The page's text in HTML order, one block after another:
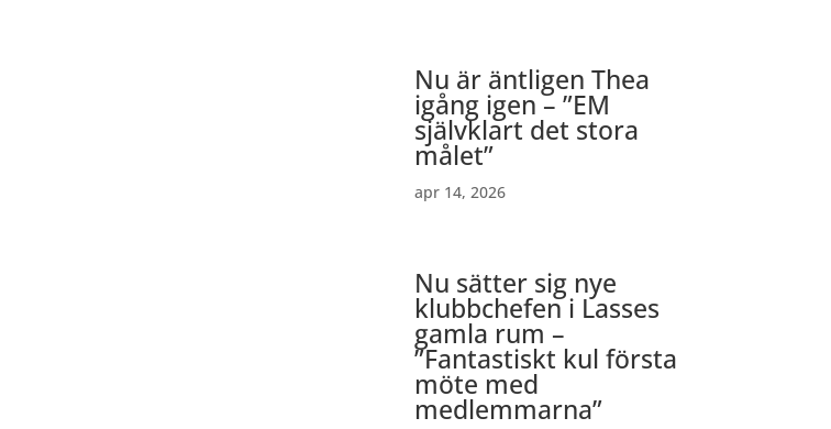
Nu är äntligen Thea
igång igen – ”EM
självklart det stora
målet”
apr 14, 2026
Nu sätter sig nye
klubbchefen i Lasses
gamla rum –
”Fantastiskt kul första
möte med
medlemmarna”